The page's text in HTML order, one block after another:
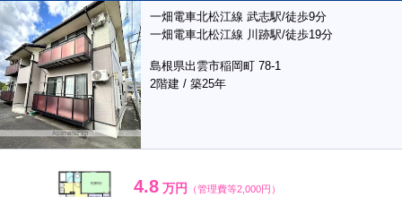
一畑電車北松江線 武志駅/徒歩9分
一畑電車北松江線 川跡駅/徒歩19分
島根県出雲市稲岡町 78-1
2階建 / 築25年
4.8 万円 （管理費等2,000円）